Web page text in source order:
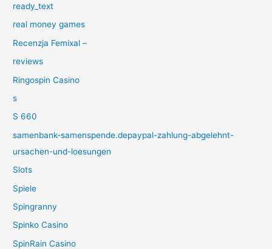
ready_text
real money games
Recenzja Femixal –
reviews
Ringospin Casino
s
S 660
samenbank-samenspende.depaypal-zahlung-abgelehnt-
ursachen-und-loesungen
Slots
Spiele
Spingranny
Spinko Casino
SpinRain Casino